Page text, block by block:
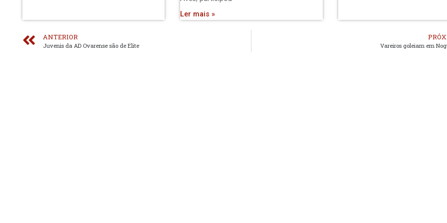
Ler mais »
ANTERIOR
Juvenis da AD Ovarense são de Elite Vareiros goleiam em